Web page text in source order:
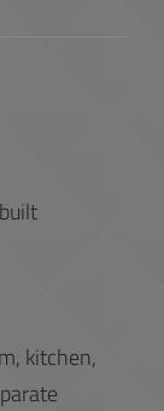
kitchen,